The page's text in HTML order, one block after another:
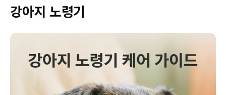
강아지 노령기